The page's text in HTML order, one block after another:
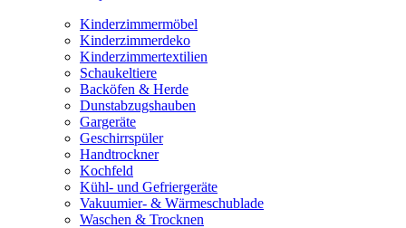
Kinderzimmermöbel
Kinderzimmerdeko
Kinderzimmertextilien
Schaukeltiere
Backöfen & Herde
Dunstabzugshauben
Gargeräte
Geschirrspüler
Handtrockner
Kochfeld
Kühl- und Gefriergeräte
Vakuumier- & Wärmeschublade
Waschen & Trocknen